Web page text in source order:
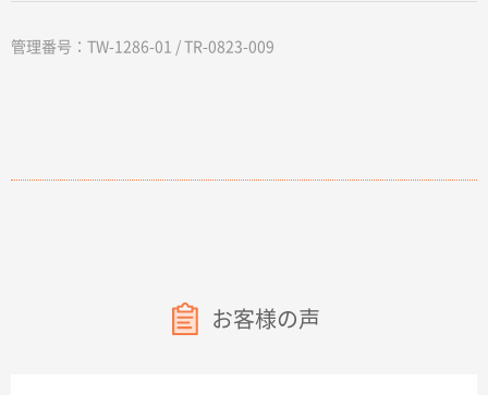
管理番号：TW-1286-01 / TR-0823-009
お客様の声